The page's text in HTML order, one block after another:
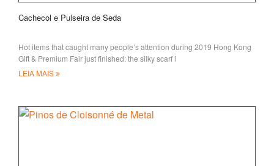
Cachecol e Pulseira de Seda
Hot items that caught many people’s attention during 2019 Hong Kong
Gift & Premium Fair just finished: the silky scarf l
LEIA MAIS